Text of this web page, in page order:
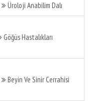
Üroloji Anabilim Dalı
Göğüs Hastalıkları
Beyin Ve Sinir Cerrahisi